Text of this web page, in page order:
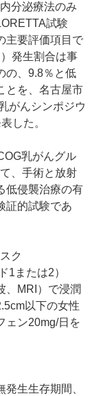
分泌療法のみ
試験
主要評価項目で
発生割合は事
の、9.8％と低
とを、名古屋市
がんシンポジウ
した。
乳がんグル
、手術と放射
低侵襲治療の有
証的試験であ
ク
1または2）
、MRI）で浸潤
以下の女性
ェン20mg/日を
発生生存期間、